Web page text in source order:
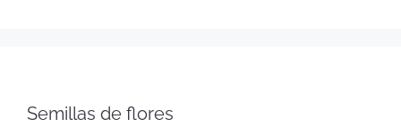
Semillas de flores